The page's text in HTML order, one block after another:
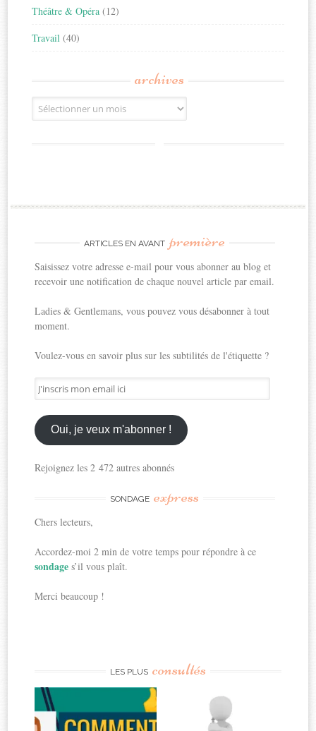
Théâtre & Opéra (12)
Travail (40)
archives
Archives
ARTICLES EN AVANT première
Saisissez votre adresse e-mail pour vous abonner au blog et
recevoir une notification de chaque nouvel article par email.
Ladies & Gentlemans, vous pouvez vous désabonner à tout
moment.
Voulez-vous en savoir plus sur les subtilités de l'étiquette ?
J'inscris
mon
email
ici
Oui, je veux m'abonner !
Rejoignez les 2 472 autres abonnés
SONDAGE express
Chers lecteurs,
Accordez-moi 2 min de votre temps pour répondre à ce
sondages’il vous plaît.
Merci beaucoup !
LES PLUS consultés